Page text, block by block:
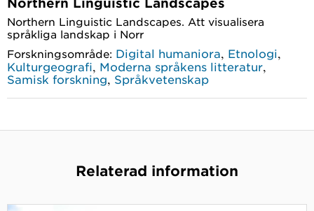
Northern Linguistic Landscapes
Northern Linguistic Landscapes. Att visualisera
språkliga landskap i Norr
Forskningsområde: Digital humaniora, Etnologi,
Kulturgeografi, Moderna språkens litteratur,
Samisk forskning, Språkvetenskap
Relaterad information